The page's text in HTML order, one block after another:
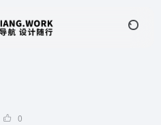
0